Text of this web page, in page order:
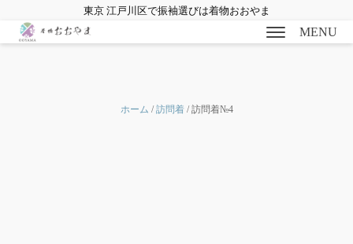
東京 江戸川区で振袖選びは着物おおやま
MENU
ホーム /訪問着/ 訪問着№4